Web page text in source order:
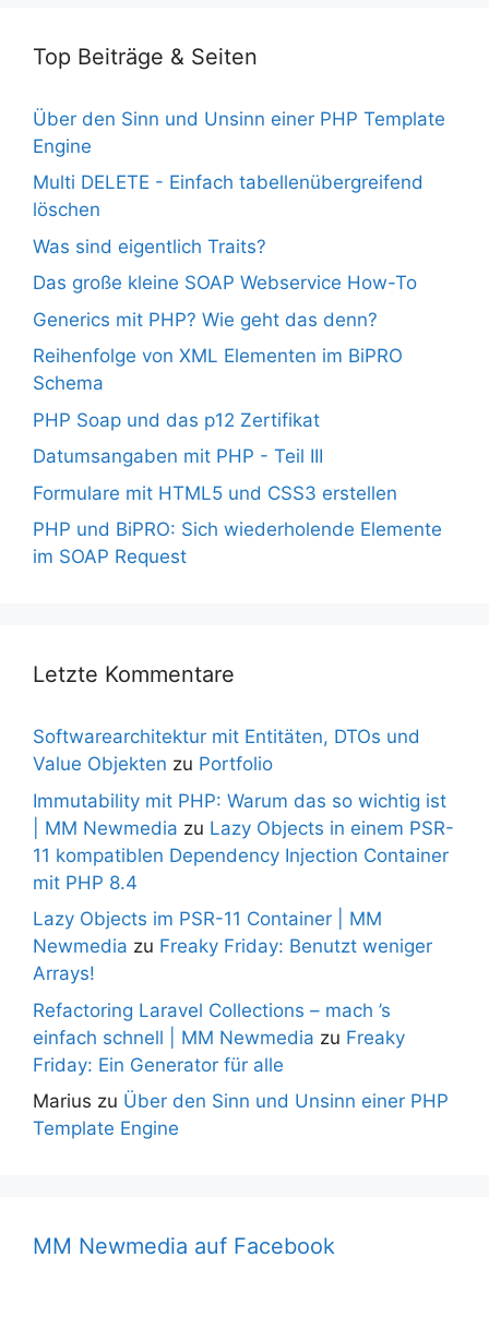
Top Beiträge & Seiten
Über den Sinn und Unsinn einer PHP Template
Engine
Multi DELETE - Einfach tabellenübergreifend
löschen
Was sind eigentlich Traits?
Das große kleine SOAP Webservice How-To
Generics mit PHP? Wie geht das denn?
Reihenfolge von XML Elementen im BiPRO
Schema
PHP Soap und das p12 Zertifikat
Datumsangaben mit PHP - Teil III
Formulare mit HTML5 und CSS3 erstellen
PHP und BiPRO: Sich wiederholende Elemente
im SOAP Request
Letzte Kommentare
Softwarearchitektur mit Entitäten, DTOs und
Value Objekten zu Portfolio
Immutability mit PHP: Warum das so wichtig ist
| MM Newmedia zu Lazy Objects in einem PSR-
11 kompatiblen Dependency Injection Container
mit PHP 8.4
Lazy Objects im PSR-11 Container | MM
Newmedia zu Freaky Friday: Benutzt weniger
Arrays!
Refactoring Laravel Collections – mach ’s
einfach schnell | MM Newmedia zu Freaky
Friday: Ein Generator für alle
Marius zu Über den Sinn und Unsinn einer PHP
Template Engine
MM Newmedia auf Facebook